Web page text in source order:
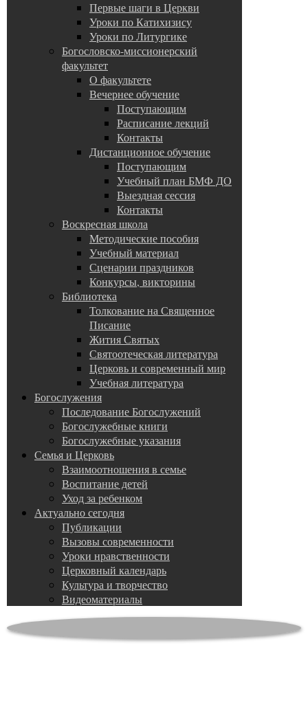
Первые шаги в Церкви
Уроки по Катихизису
Уроки по Литургике
Богословско-миссионерский
факультет
О факультете
Вечернее обучение
Поступающим
Расписание лекций
Контакты
Дистанционное обучение
Поступающим
Учебный план БМФ ДО
Выездная сессия
Контакты
Воскресная школа
Методические пособия
Учебный материал
Сценарии праздников
Конкурсы, викторины
Библиотека
Толкование на Священное
Писание
Жития Святых
Святоотеческая литература
Церковь и современный мир
Учебная литература
Богослужения
Последование Богослужений
Богослужебные книги
Богослужебные указания
Семья и Церковь
Взаимоотношения в семье
Воспитание детей
Уход за ребенком
Актуально сегодня
Публикации
Вызовы современности
Уроки нравственности
Церковный календарь
Культура и творчество
Видеоматериалы